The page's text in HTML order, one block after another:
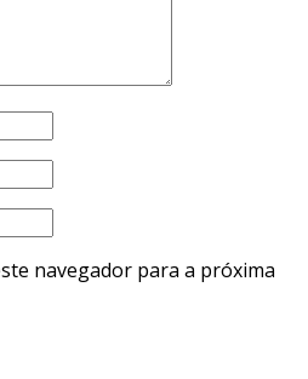
navegador para a próxima